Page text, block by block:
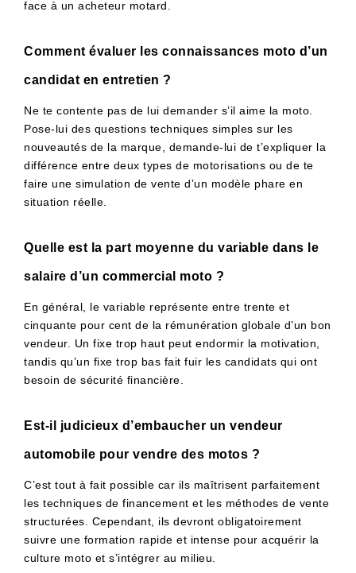
face à un acheteur motard.
Comment évaluer les connaissances moto d’un
candidat en entretien ?
Ne te contente pas de lui demander s’il aime la moto.
Pose-lui des questions techniques simples sur les
nouveautés de la marque, demande-lui de t’expliquer la
différence entre deux types de motorisations ou de te
faire une simulation de vente d’un modèle phare en
situation réelle.
Quelle est la part moyenne du variable dans le
salaire d’un commercial moto ?
En général, le variable représente entre trente et
cinquante pour cent de la rémunération globale d’un bon
vendeur. Un fixe trop haut peut endormir la motivation,
tandis qu’un fixe trop bas fait fuir les candidats qui ont
besoin de sécurité financière.
Est-il judicieux d’embaucher un vendeur
automobile pour vendre des motos ?
C’est tout à fait possible car ils maîtrisent parfaitement
les techniques de financement et les méthodes de vente
structurées. Cependant, ils devront obligatoirement
suivre une formation rapide et intense pour acquérir la
culture moto et s’intégrer au milieu.